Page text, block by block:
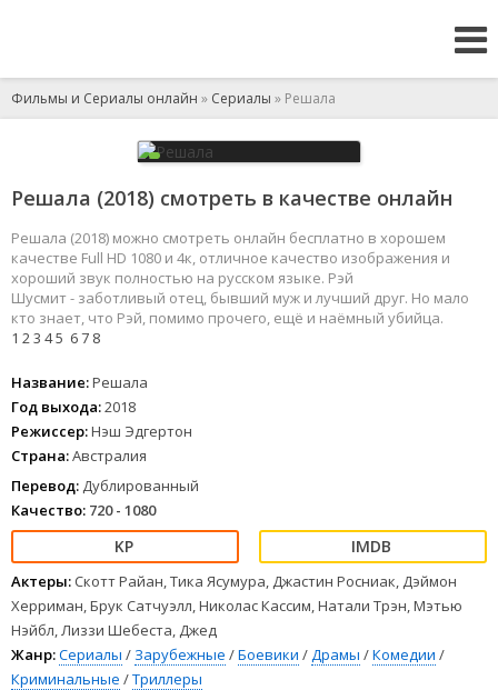
Фильмы и Сериалы онлайн » Сериалы » Решала
Решала (2018) смотреть в качестве онлайн
Решала (2018) можно смотреть онлайн бесплатно в хорошем
качестве Full HD 1080 и 4к, отличное качество изображения и
хороший звук полностью на русском языке. Рэй
Шусмит - заботливый отец, бывший муж и лучший друг. Но мало
кто знает, что Рэй, помимо прочего, ещё и наёмный убийца.
1 23 45 67 8
Название:Решала
Год выхода:2018
Режиссер:Нэш Эдгертон
Страна:Австралия
Перевод: Дублированный
Качество: 720 - 1080
Актеры: Скотт Райан, Тика Ясумура, Джастин Росниак, Дэймон
Херриман, Брук Сатчуэлл, Николас Кассим, Натали Трэн, Мэтью
Нэйбл, Лиззи Шебеста, Джед
Жанр:Сериалы / Зарубежные /Боевики /Драмы /Комедии /
Криминальные /Триллеры